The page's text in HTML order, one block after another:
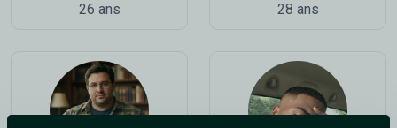
26 ans 28 ans